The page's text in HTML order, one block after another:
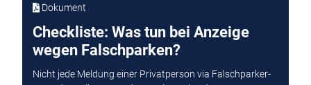
Dokument
Checkliste: Was tun bei Anzeige
wegen Falschparken?
Nicht jede Meldung einer Privatperson via Falschparker-